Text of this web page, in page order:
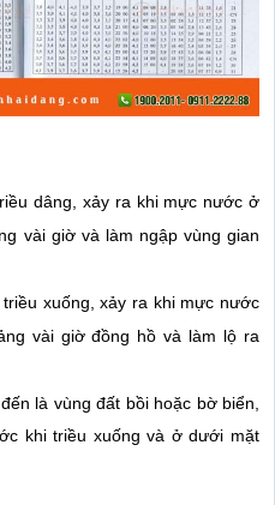
dâng, xảy ra khi mực nước ở
vài giờ và làm ngập vùng gian
xuống, xảy ra khi mực nước
vài giờ đồng hồ và làm lộ ra
là vùng đất bồi hoặc bờ biển,
khi triều xuống và ở dưới mặt